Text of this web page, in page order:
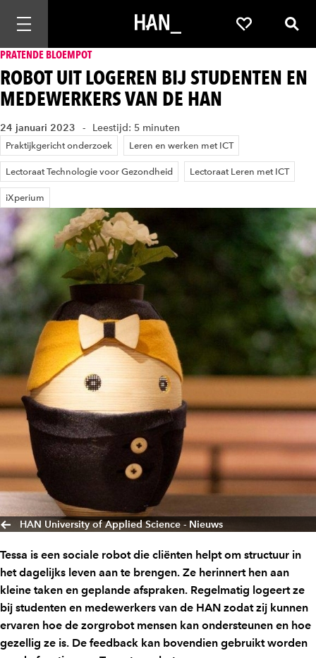
Mobiele navigatie openen Favorieten
PRATENDE BLOEMPOT
ROBOT UIT LOGEREN BIJ STUDENTEN EN
MEDEWERKERS VAN DE HAN
24 januari 2023 Leestijd: 5 minuten
Praktijkgericht onderzoek Leren en werken met ICT
Lectoraat Technologie voor Gezondheid Lectoraat Leren met ICT
iXperium
HAN University of Applied Science - Nieuws
Tessa is een sociale robot die cliënten helpt om structuur in
het dagelijks leven aan te brengen. Ze herinnert hen aan
kleine taken en geplande afspraken. Regelmatig logeert ze
bij studenten en medewerkers van de HAN zodat zij kunnen
ervaren hoe de zorgrobot mensen kan ondersteunen en hoe
gezellig ze is. De feedback kan bovendien gebruikt worden